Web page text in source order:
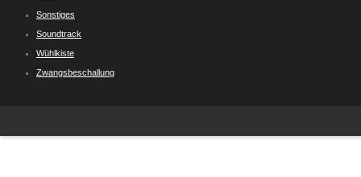
Sonstiges
Soundtrack
Wühlkiste
Zwangsbeschallung